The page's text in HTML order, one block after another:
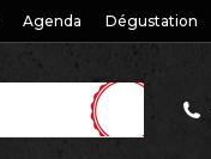
Agenda Dégustation